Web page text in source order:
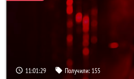
11:01:28 Получили: 155